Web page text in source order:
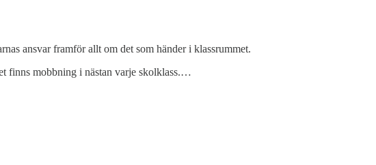
ansvar framför allt om det som händer i klassrummet.
finns mobbning i nästan varje skolklass.…